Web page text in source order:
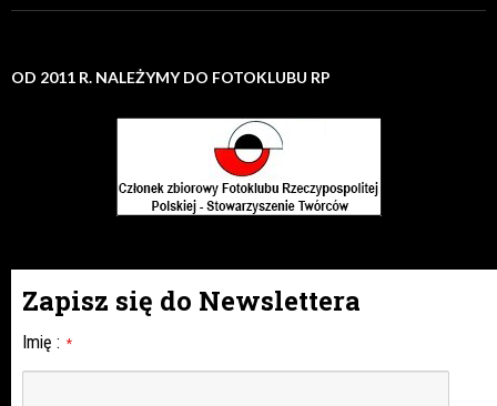
OD 2011 R. NALEŻYMY DO FOTOKLUBU RP
Zapisz się do Newslettera
Imię : *